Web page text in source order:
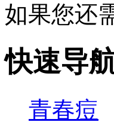
如果您还
快速导
青春痘